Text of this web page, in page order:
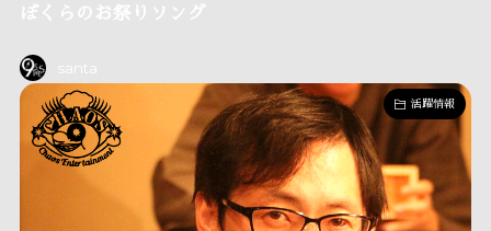
ぼくらのお祭りソング
santa
活躍情報